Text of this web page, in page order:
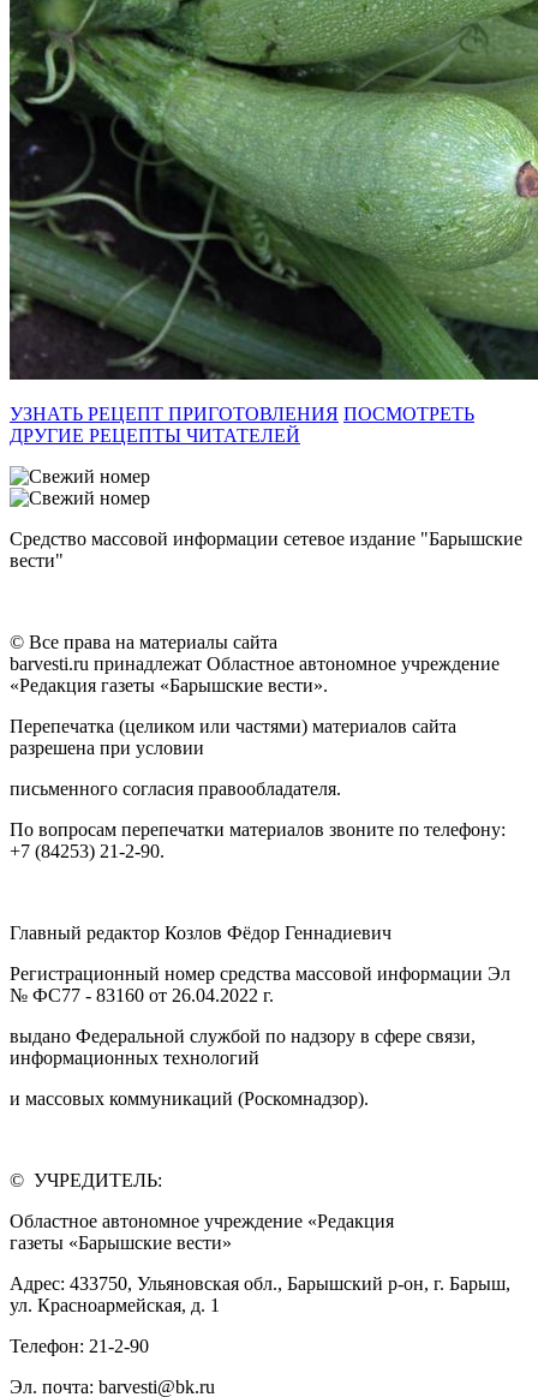
УЗНАТЬ РЕЦЕПТ ПРИГОТОВЛЕНИЯ ПОСМОТРЕТЬ
ДРУГИЕ РЕЦЕПТЫ ЧИТАТЕЛЕЙ
Средство массовой информации сетевое издание "Барышские
вести"
© Все права на материалы сайта
barvesti.ru принадлежат Областное автономное учреждение
«Редакция газеты «Барышские вести».
Перепечатка (целиком или частями) материалов сайта
разрешена при условии
письменного согласия правообладателя.
По вопросам перепечатки материалов звоните по телефону:
+7 (84253) 21-2-90.
Главный редактор Козлов Фёдор Геннадиевич
Регистрационный номер средства массовой информации Эл
№ ФС77 - 83160 от 26.04.2022 г.
выдано Федеральной службой по надзору в сфере связи,
информационных технологий
и массовых коммуникаций (Роскомнадзор).
© УЧРЕДИТЕЛЬ:
Областное автономное учреждение «Редакция
газеты «Барышские вести»
Адрес: 433750, Ульяновская обл., Барышский р-он, г. Барыш,
ул. Красноармейская, д. 1
Телефон: 21-2-90
Эл. почта: barvesti@bk.ru